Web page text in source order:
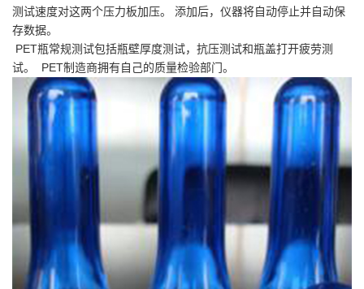
测试速度对这两个压力板加压。 添加后，仪器将自动停止并自动保
存数据。
PET瓶常规测试包括瓶壁厚度测试，抗压测试和瓶盖打开疲劳测
试。 PET制造商拥有自己的质量检验部门。